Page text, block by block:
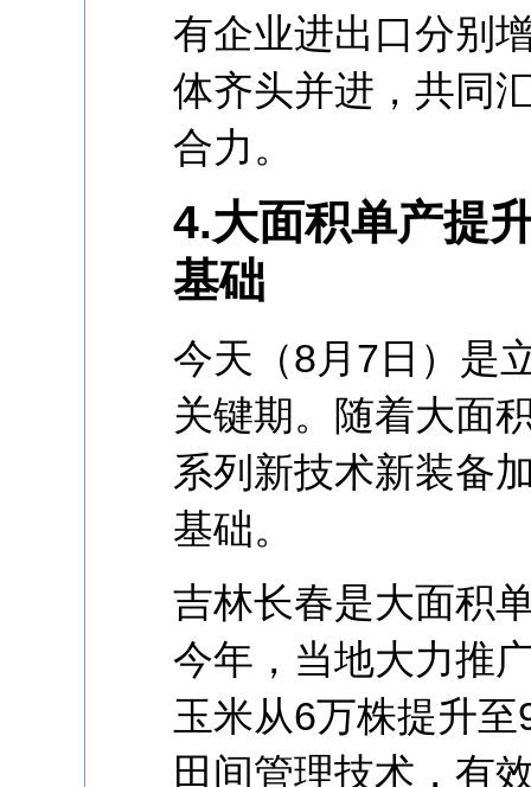
有企业进出口分别
体齐头并进，共同
合力。
4.大面积单产提
基础
今天（8月7日）是
关键期。随着大面
系列新技术新装备
基础。
吉林长春是大面积
今年，当地大力推
玉米从6万株提升
田间管理技术，有